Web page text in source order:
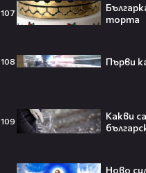
107
торта
108 Първи
109
Какви
Ново
Защо
Theo в
в